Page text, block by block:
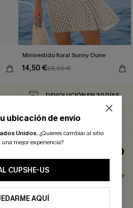
Minivestido floral Sunny Dune
14,50 €28,90 €
ubicación de envío
Unidos. ¿Quieres cambiar al sitio
una mejor experiencia?
CUPSHE-US
AQUÍ
DEVOLUCIÓN EN 30 DÍAS
PROMOCIÓN
GANAR DESCUENTO
% de descuento sin mínimo de compra!
es válido una sola vez. Al hacer clic en este
exclusivas y novedades de Cupshe por
nuestros
Términos y condiciones
de baja en cualquier momento.